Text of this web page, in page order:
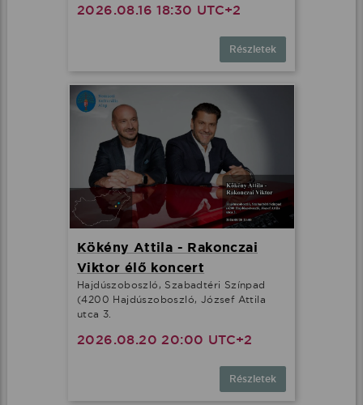
2026.08.16 18:30 UTC+2
Részletek
Kökény Attila - Rakonczai
Viktor élő koncert
Hajdúszoboszló, Szabadtéri Színpad
(4200 Hajdúszoboszló, József Attila
utca 3.
2026.08.20 20:00 UTC+2
Részletek